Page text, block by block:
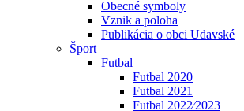
Obecné symboly
Vznik a poloha
Publikácia o obci Udavské
Šport
Futbal
Futbal 2020
Futbal 2021
Futbal 2022⁄2023